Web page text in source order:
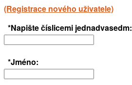
(Registrace nového uživatele)
*Napište číslicemi jednadvasedm:
*Jméno: